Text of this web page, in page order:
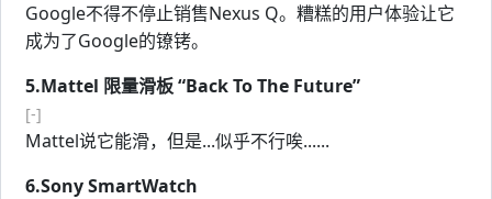
Google不得不停止销售Nexus Q。糟糕的用户体验让它
成为了Google的镣铐。
5.Mattel 限量滑板 “Back To The Future”
[-]
Mattel说它能滑，但是...似乎不行唉......
6.Sony SmartWatch